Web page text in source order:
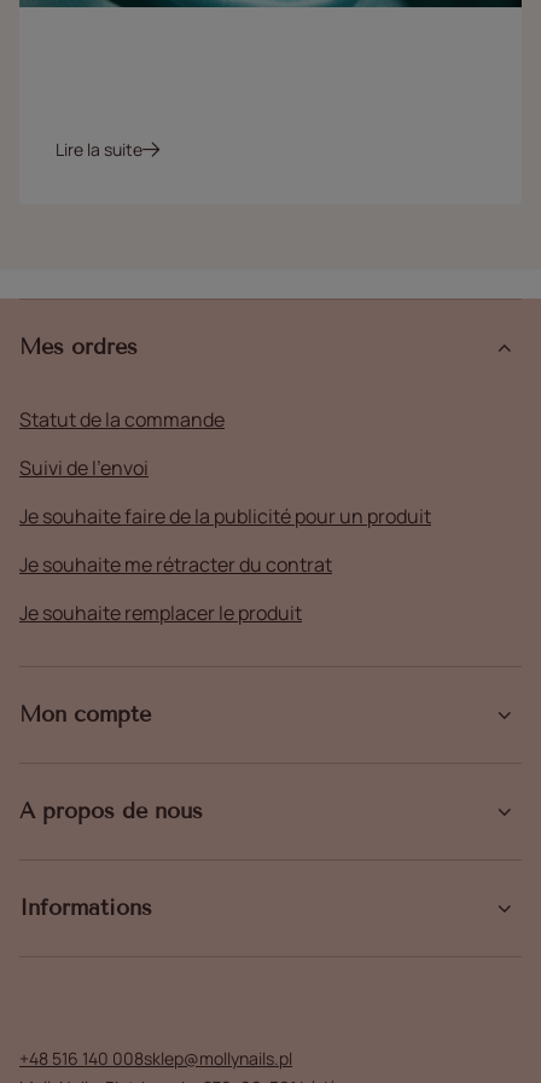
Lire la suite
Mes ordres
Statut de la commande
Suivi de l'envoi
Je souhaite faire de la publicité pour un produit
Je souhaite me rétracter du contrat
Je souhaite remplacer le produit
Mon compte
À propos de nous
Informations
+48 516 140 008sklep@mollynails.pl